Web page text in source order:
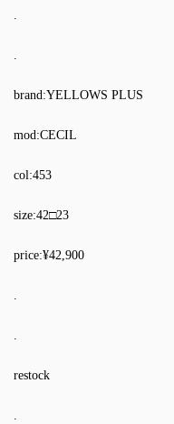
.
.
brand:YELLOWS PLUS
mod:CECIL
col:453
size:42□23
price:¥42,900
.
.
restock
.